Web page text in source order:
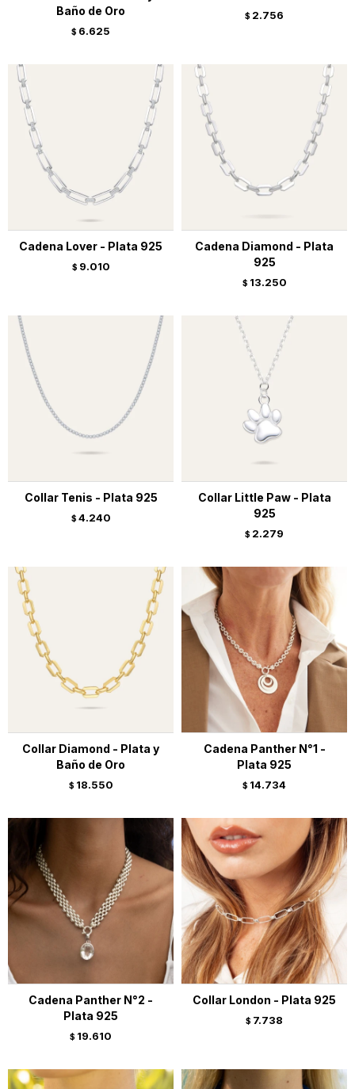
Baño de Oro
$ 6.625
$ 2.756
Cadena Lover - Plata 925
$ 9.010
Cadena Diamond - Plata
925
$ 13.250
Collar Tenis - Plata 925
$ 4.240
Collar Little Paw - Plata
925
$ 2.279
Collar Diamond - Plata y
Baño de Oro
$ 18.550
Cadena Panther N°1 -
Plata 925
$ 14.734
Cadena Panther N°2 -
Plata 925
$ 19.610
Collar London - Plata 925
$ 7.738